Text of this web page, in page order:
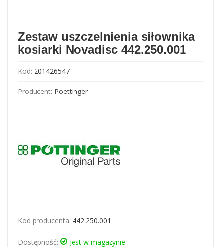
Zestaw uszczelnienia siłownika
kosiarki Novadisc 442.250.001
Kod: 201426547
Producent: Poettinger
Kod producenta: 442.250.001
Dostępność: Jest w magazynie